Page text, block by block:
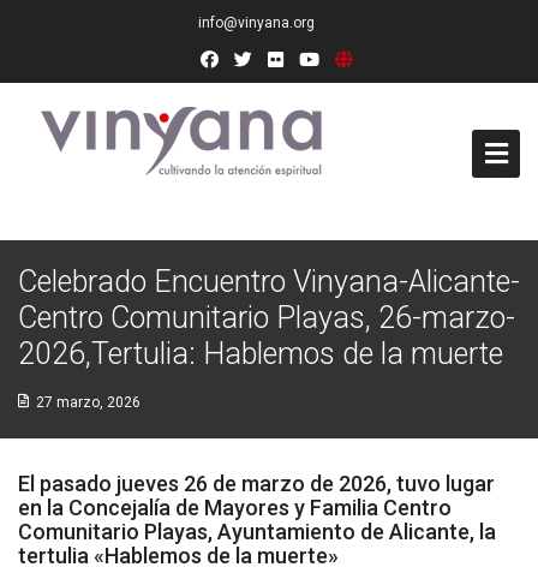
info@vinyana.org
Conócenos
Socios Fundadores
Junta Directiva
Docentes
Socios de Número
Celebrado Encuentro Vinyana-Alicante-
Centro Comunitario Playas, 26-marzo-
2026,Tertulia: Hablemos de la muerte
27 marzo, 2026
El pasado jueves 26 de marzo de 2026, tuvo lugar
en la Concejalía de Mayores y Familia Centro
Comunitario Playas, Ayuntamiento de Alicante, la
tertulia «Hablemos de la muerte»